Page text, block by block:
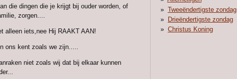
die dingen die je krijgt bij ouder worden, of
zorgen....
alleen iets,nee Hij RAAKT AAN!
ons kent zoals we zijn.....
niet zoals wij dat bij elkaar kunnen
Tweeëndertigste zondag
Drieëndertigste zondag
Christus Koning